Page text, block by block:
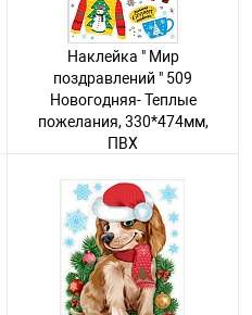
Наклейка " Мир
поздравлений " 509
Новогодняя- Теплые
пожелания, 330*474мм,
ПВХ
увидеть цену
36 товаров